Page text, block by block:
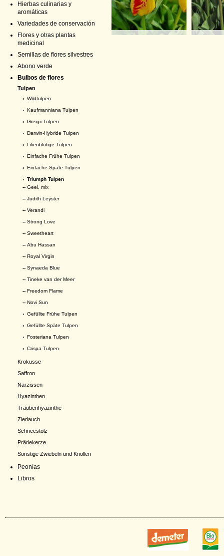
Hierbas culinarias y
aromáticas
Variedades de conservación
Flores y otras plantas
medicinal
Semillas de flores silvestres
Abono verde
Bulbos de flores
Tulpen
› Wildtulpen
› Kaufmanniana Tulpen
› Greigii Tulpen
› Darwin-Hybride Tulpen
› Lilienblütige Tulpen
› Einfache Frühe Tulpen
› Einfache Späte Tulpen
› Triumph Tulpen
-- Geel, mix
-- Judith Leyster
-- Verandi
-- Strong Love
-- Sweetheart
-- Abu Hassan
-- Royal Virgin
-- Synaeda Blue
-- Tineke van der Meer
-- Freedom Flame
-- Novi Sun
› Gefüllte Frühe Tulpen
› Gefüllte Späte Tulpen
› Fosteriana Tulpen
› Crispa Tulpen
Krokusse
Saffron
Narzissen
Hyazinthen
Traubenhyazinthe
Zierlauch
Schneestolz
Präriekerze
Sonstige Zwiebeln und Knollen
Peonías
Libros